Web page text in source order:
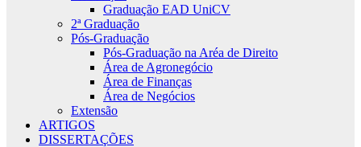
Graduação EAD UniCV
2ª Graduação
Pós-Graduação
Pós-Graduação na Aréa de Direito
Área de Agronegócio
Área de Finanças
Área de Negócios
Extensão
ARTIGOS
DISSERTAÇÕES